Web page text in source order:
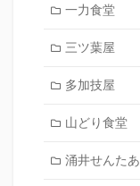
一力食堂
三ツ葉屋
多加技屋
山どり食堂
涌井せんたあ